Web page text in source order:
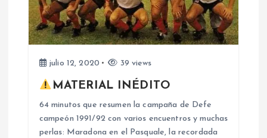
d
a
julio 12, 2020 39 views
MATERIAL INÉDITO
64 minutos que resumen la campaña de Defe
campeón 1991/92 con varios encuentros y muchas
perlas: Maradona en el Pasquale, la recordada